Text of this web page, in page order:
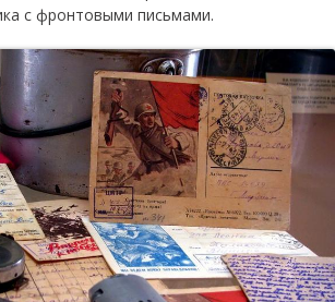
с фронтовыми письмами.